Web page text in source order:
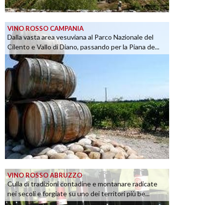
VINO ROSSO CAMPANIA
Dalla vasta area vesuviana al Parco Nazionale del
Cilento e Vallo di Diano, passando per la Piana de...
VINO ROSSO ABRUZZO
Culla di tradizioni contadine e montanare radicate
nei secoli e forgiate su uno dei territori più be...